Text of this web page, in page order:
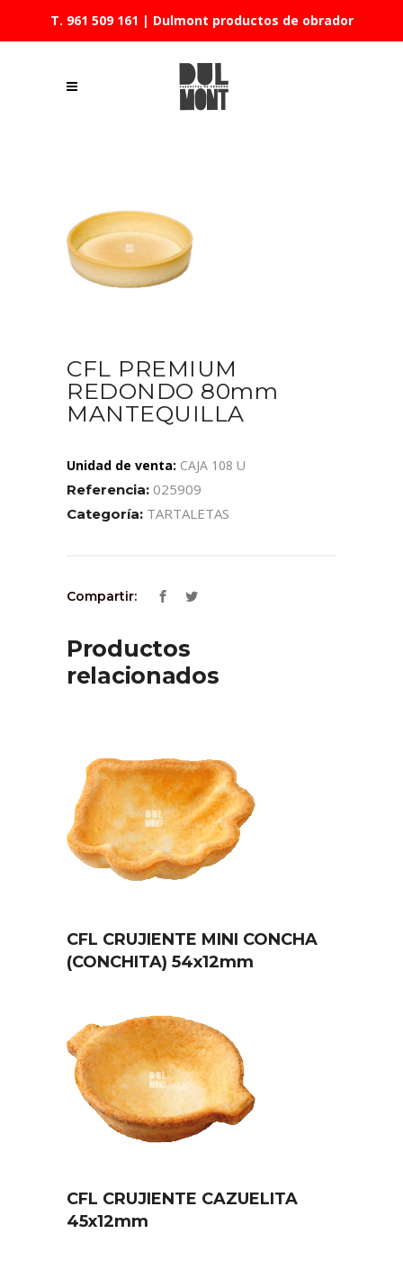
T. 961 509 161 | Dulmont productos de obrador
CFL PREMIUM
REDONDO 80mm
MANTEQUILLA
Unidad de venta: CAJA 108 U
Referencia: 025909
Categoría: TARTALETAS
Compartir:
Productos
relacionados
CFL CRUJIENTE MINI CONCHA
(CONCHITA) 54x12mm
CFL CRUJIENTE CAZUELITA
45x12mm